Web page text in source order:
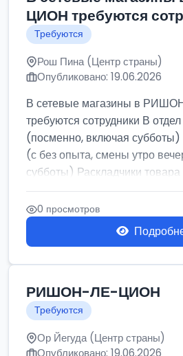
ЦИОН требуются
Требуются
Рош Пина (Центр страны)
Опубликовано: 19.06.2026
В сетевые магазины в
требуются сотрудники В
(посменно, включая
(с без опыта, смены утро
субботы) Раскладчики товара и
0 просмотров
РИШОН-ЛЕ-ЦИОН
Требуются
Ор Йегуда (Центр страны)
Опубликовано: 19.06.2026